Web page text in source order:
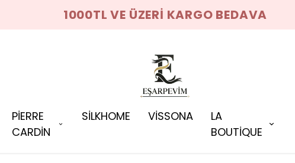
1000TL VE ÜZERİ KARGO BEDAVA
PİERRE
CARDİN
SİLKHOME VİSSONA
LA
BOUTİQUE